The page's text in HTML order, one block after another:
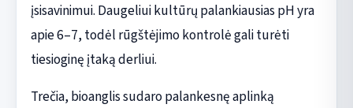
įsisavinimui. Daugeliui kultūrų palankiausias pH yra
apie 6–7, todėl rūgštėjimo kontrolė gali turėti
tiesioginę įtaką derliui.
Trečia, bioanglis sudaro palankesnę aplinką